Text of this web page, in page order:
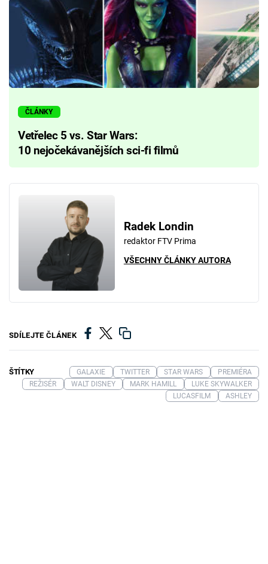
ČLÁNKY
Vetřelec 5 vs. Star Wars:
10 nejočekávanějších sci-fi filmů
Radek Londin
redaktor FTV Prima
VŠECHNY ČLÁNKY AUTORA
SDÍLEJTE ČLÁNEK
ŠTÍTKY GALAXIE TWITTER STAR WARS
PREMIÉRA
REŽISÉR
WALT DISNEY MARK HAMILL
LUKE SKYWALKER
LUCASFILM
ASHLEY